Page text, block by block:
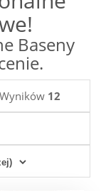
Baseny
Wyników 12